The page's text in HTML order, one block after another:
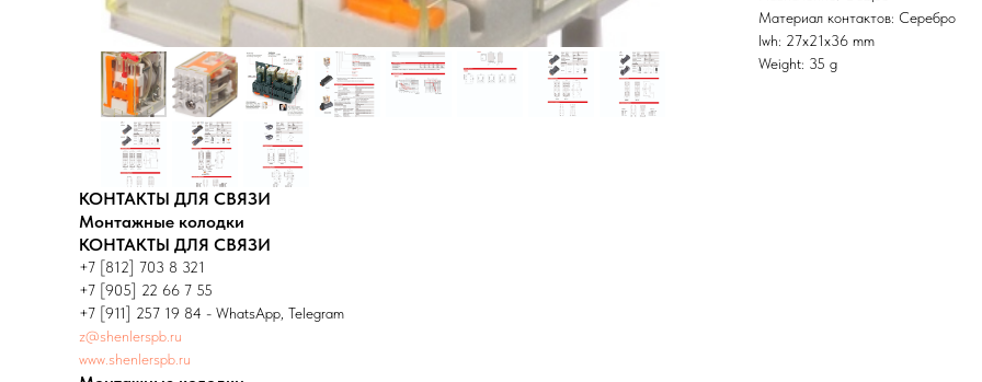
Материал контактов: Серебро
lwh: 27x21x36 mm
Weight: 35 g
КОНТАКТЫ ДЛЯ СВЯЗИ
Монтажные колодки
КОНТАКТЫ ДЛЯ СВЯЗИ
+7 [812] 703 8 321
+7 [905] 22 66 7 55
+7 [911] 257 19 84 - WhatsApp, Telegram
z@shenlerspb.ru
www.shenlerspb.ru